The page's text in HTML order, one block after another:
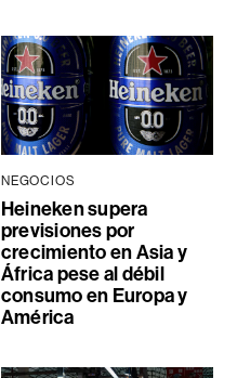
NEGOCIOS
Heineken supera
previsiones por
crecimiento en Asia y
África pese al débil
consumo en Europa y
América